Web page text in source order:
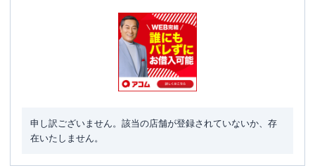
申し訳ございません。該当の店舗が登録されていないか、存
在いたしません。